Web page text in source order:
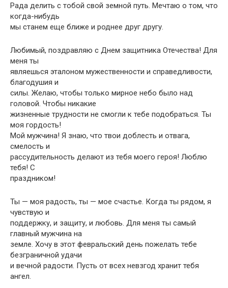
Рада делить с тобой свой земной путь. Мечтаю о том, что
когда-нибудь
мы станем еще ближе и роднее друг другу.
Любимый, поздравляю с Днем защитника Отечества! Для
меня ты
являешься эталоном мужественности и справедливости,
благодушия и
силы. Желаю, чтобы только мирное небо было над
головой. Чтобы никакие
жизненные трудности не смогли к тебе подобраться. Ты
моя гордость!
Мой мужчина! Я знаю, что твои доблесть и отвага,
смелость и
рассудительность делают из тебя моего героя! Люблю
тебя! С
праздником!
Ты — моя радость, ты — мое счастье. Когда ты рядом, я
чувствую и
поддержку, и защиту, и любовь. Для меня ты самый
главный мужчина на
земле. Хочу в этот февральский день пожелать тебе
безграничной удачи
и вечной радости. Пусть от всех невзгод хранит тебя
ангел.